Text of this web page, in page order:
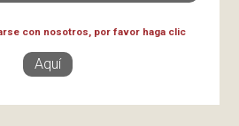
con nosotros, por favor haga clic
Aquí